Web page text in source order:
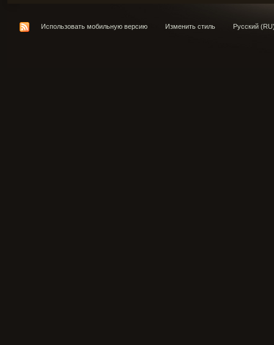
Использовать мобильную версию Изменить стиль Русский